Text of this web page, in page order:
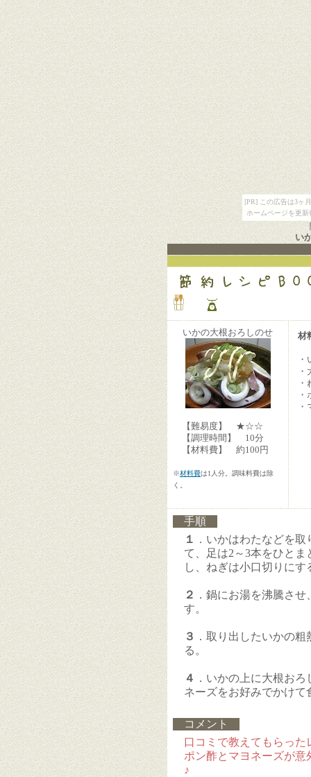
[PR] この広告は3ヶ
ホームページを更
い
いかの大根おろしのせ
【難易度】 ★☆☆
【調理時間】 10分
【材料費】 約100円
※材料費は1人分。調味料費は除
く。
材
・
・
・
手順
１ ．いかはわたなどを
て、足は2～3本をひと
し、ねぎは小口切りにす
２ ．鍋にお湯を沸騰さ
す。
３ ．取り出したいかの
る。
４ ．いかの上に大根お
ネーズをお好みでかけて
コメント
口コミで教えてもらった
ポン酢とマヨネーズが意
♪